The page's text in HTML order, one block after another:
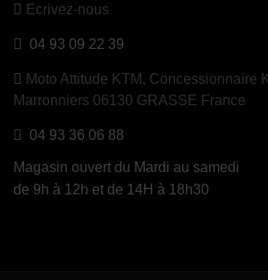
Ecrivez-nous
04 93 09 22 39
Moto Attitude KTM, Concessionnaire
Marronniers 06130 GRASSE France
04 93 36 06 88
Magasin ouvert du Mardi au samedi
de 9h à 12h et de 14H à 18h30